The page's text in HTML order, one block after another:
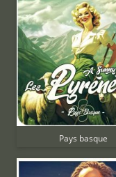
Pays basque